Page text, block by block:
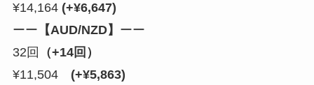
¥14,164 (+¥6,647)
ーー 【AUD/NZD】 ーー
32回
（+14回）
¥11,504
(+¥5,863)